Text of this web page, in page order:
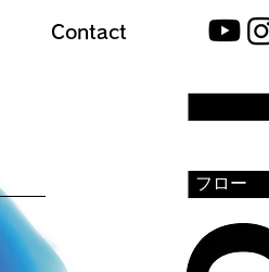
Contact
フロー